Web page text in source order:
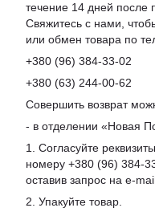
течение 14 дней после
Свяжитесь с нами,
или обмен товара по
+380 (96) 384-33-02
+380 (63) 244-00-62
Совершить возврат
- в отделении «Новая
1. Согласуйте
номеру +380 (96) 384-
оставив запрос на e-
2. Упакуйте товар.